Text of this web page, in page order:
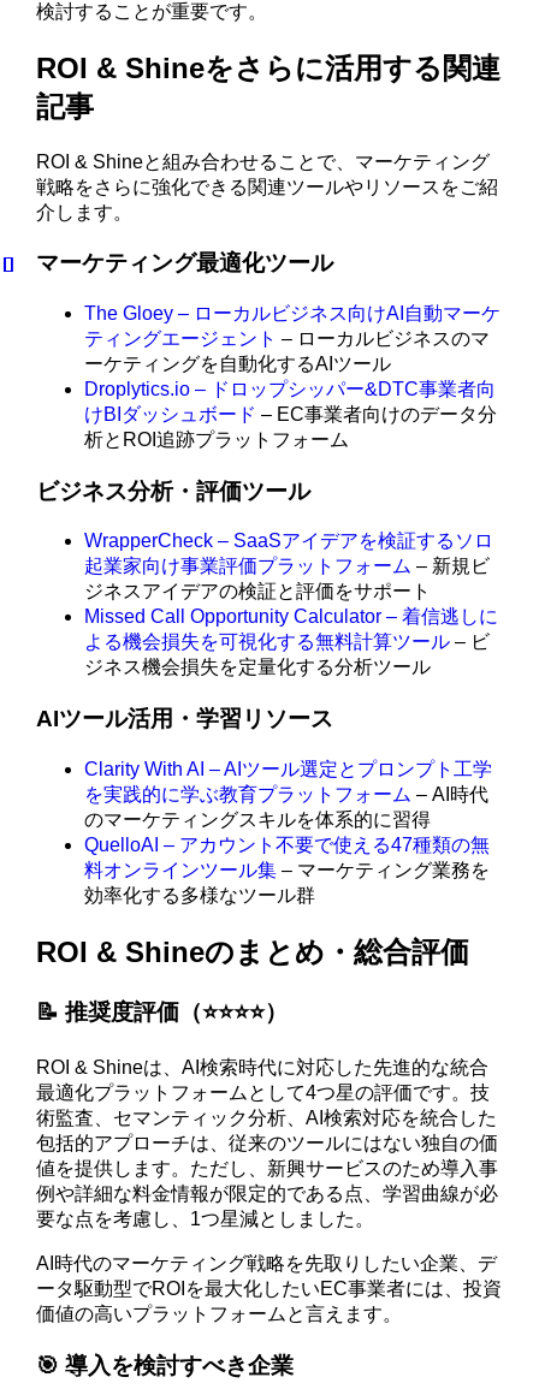
検討することが重要です。
ROI & Shineをさらに活用する関連
記事
ROI & Shineと組み合わせることで、マーケティング
戦略をさらに強化できる関連ツールやリソースをご紹
介します。
マーケティング最適化ツール
The Gloey – ローカルビジネス向けAI自動マーケ
ティングエージェント – ローカルビジネスのマ
ーケティングを自動化するAIツール
Droplytics.io – ドロップシッパー&DTC事業者向
けBIダッシュボード – EC事業者向けのデータ分
析とROI追跡プラットフォーム
ビジネス分析・評価ツール
WrapperCheck – SaaSアイデアを検証するソロ
起業家向け事業評価プラットフォーム – 新規ビ
ジネスアイデアの検証と評価をサポート
Missed Call Opportunity Calculator – 着信逃しに
よる機会損失を可視化する無料計算ツール – ビ
ジネス機会損失を定量化する分析ツール
AIツール活用・学習リソース
Clarity With AI – AIツール選定とプロンプト工学
を実践的に学ぶ教育プラットフォーム – AI時代
のマーケティングスキルを体系的に習得
QuelloAI – アカウント不要で使える47種類の無
料オンラインツール集 – マーケティング業務を
効率化する多様なツール群
ROI & Shineのまとめ・総合評価
📝 推奨度評価（⭐️⭐️⭐️⭐️）
ROI & Shineは、AI検索時代に対応した先進的な統合
最適化プラットフォームとして4つ星の評価です。技
術監査、セマンティック分析、AI検索対応を統合した
包括的アプローチは、従来のツールにはない独自の価
値を提供します。ただし、新興サービスのため導入事
例や詳細な料金情報が限定的である点、学習曲線が必
要な点を考慮し、1つ星減としました。
AI時代のマーケティング戦略を先取りしたい企業、デ
ータ駆動型でROIを最大化したいEC事業者には、投資
価値の高いプラットフォームと言えます。
🎯 導入を検討すべき企業